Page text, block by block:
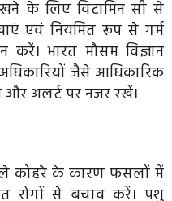
के लिए विटामिन सी से
एवं नियमित रूप से गर्म
भारत मौसम विज्ञान
जैसे आधिकारिक
और अलर्ट पर नजर रखें।
कोहरे के कारण फसलों में
रोगों से बचाव करें। पशु